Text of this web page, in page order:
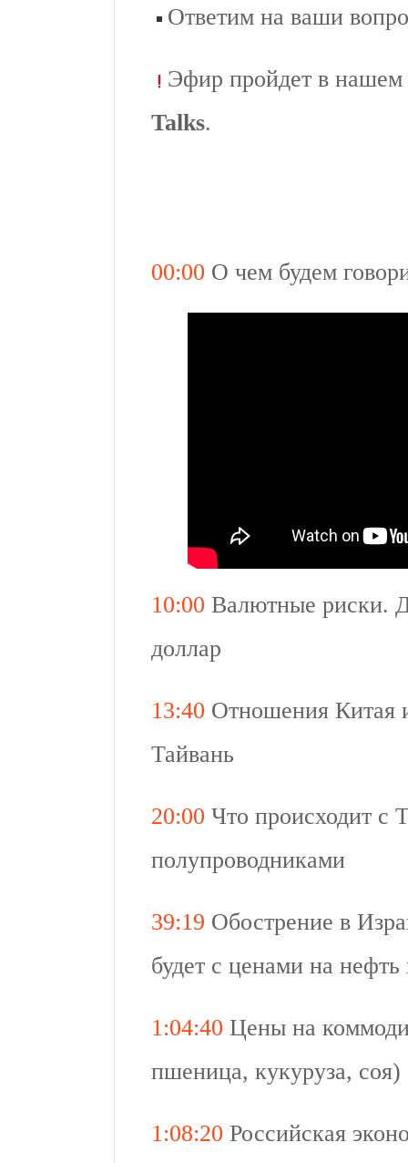
Ответим на ваши
Эфир пройдет в
Talks.
00:00 О чем будем
10:00 Валютные риски.
доллар
13:40 Отношения Китая
Тайвань
20:00 Что происходит с
полупроводниками
39:19 Обострение в
будет с ценами на нефть
1:04:40 Цены на
пшеница, кукуруза, соя)
1:08:20 Российская